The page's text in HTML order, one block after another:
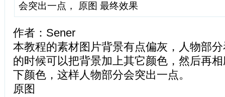
会突出一点， 原图 最终效果
作者：Sener
本教程的素材图片背景有点偏灰，人物部
的时候可以把背景加上其它颜色，然后再
下颜色，这样人物部分会突出一点。
原图